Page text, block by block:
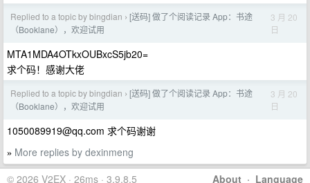
Replied to a topic by bingdian › [送码] 做了个阅读记录 App：书途
（Booklane），欢迎试用
3 月 20
日
MTA1MDA4OTkxOUBxcS5jb20=
求个码！感谢大佬
Replied to a topic by bingdian › [送码] 做了个阅读记录 App：书途
（Booklane），欢迎试用
3 月 20
日
1050089919@qq.com 求个码谢谢
» More replies by dexinmeng
About · Language
© 2026 V2EX · 26ms · 3.9.8.5